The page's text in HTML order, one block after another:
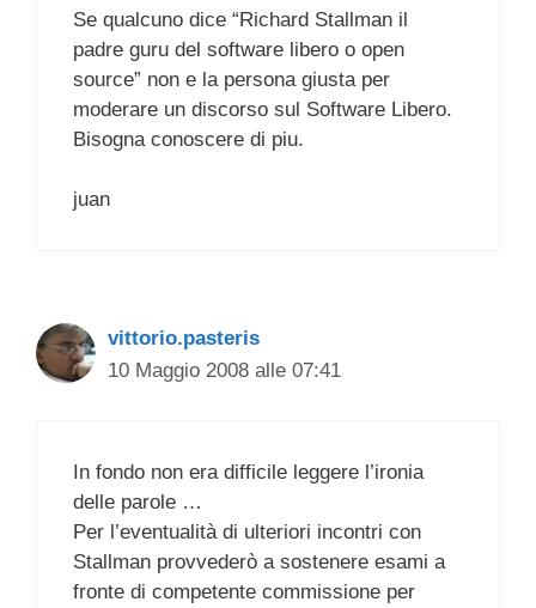
Se qualcuno dice “Richard Stallman il
padre guru del software libero o open
source” non e la persona giusta per
moderare un discorso sul Software Libero.
Bisogna conoscere di piu.
juan
vittorio.pasteris
10 Maggio 2008 alle 07:41
In fondo non era difficile leggere l’ironia
delle parole …
Per l’eventualità di ulteriori incontri con
Stallman provvederò a sostenere esami a
fronte di competente commissione per